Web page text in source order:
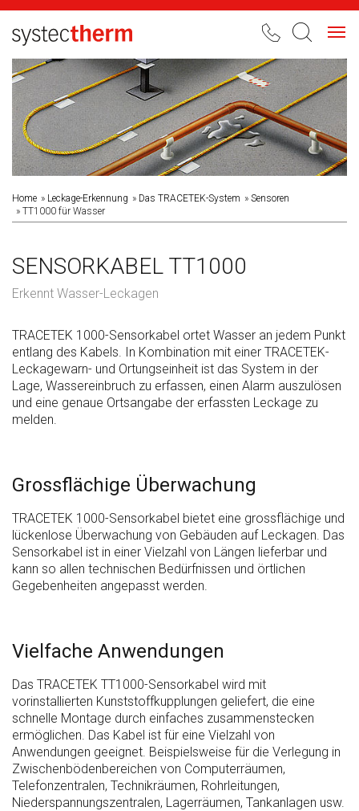
Home Leckage-Erkennung Das TRACETEK-System
Sensoren
TT1000 für Wasser
SENSORKABEL TT1000
Erkennt Wasser-Leckagen
TRACETEK 1000-Sensorkabel ortet Wasser an jedem Punkt
entlang des Kabels. In Kombination mit einer TRACETEK-
Leckagewarn- und Ortungseinheit ist das System in der
Lage, Wassereinbruch zu erfassen, einen Alarm auszulösen
und eine genaue Ortsangabe der erfassten Leckage zu
melden.
Grossflächige Überwachung
TRACETEK 1000-Sensorkabel bietet eine grossflächige und
lückenlose Überwachung von Gebäuden auf Leckagen. Das
Sensorkabel ist in einer Vielzahl von Längen lieferbar und
kann so allen technischen Bedürfnissen und örtlichen
Gegebenheiten angepasst werden.
Vielfache Anwendungen
Das TRACETEK TT1000-Sensorkabel wird mit
vorinstallierten Kunststoffkupplungen geliefert, die eine
schnelle Montage durch einfaches zusammenstecken
ermöglichen. Das Kabel ist für eine Vielzahl von
Anwendungen geeignet. Beispielsweise für die Verlegung in
Zwischenbödenbereichen von Computerräumen,
Telefonzentralen, Technikräumen, Rohrleitungen,
Niederspannungszentralen, Lagerräumen, Tankanlagen usw.